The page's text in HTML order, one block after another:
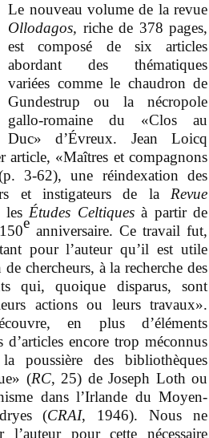
Le nouveau volume de la revue
Ollodagos, riche de 378 pages,
est composé de six articles
abordant des thématiques
variées comme le chaudron de
Gundestrup ou la nécropole
gallo-romaine du «Clos au
Duc» d’Évreux. Jean Loicq
article, «Maîtres et compagnons
3-62), une réindexation des
et instigateurs de la Revue
Études Celtiquesà partir de
e anniversaire. Ce travail fut,
pour l’auteur qu’il est utile
chercheurs, à la recherche des
qui, quoique disparus, sont
actions ou leurs travaux».
en plus d’éléments
d’articles encore trop méconnus
poussière des bibliothèques
(RC, 25) de Joseph Loth ou
dans l’Irlande du Moyen-
(CRAI, 1946). Nous ne
l’auteur pour cette nécessaire